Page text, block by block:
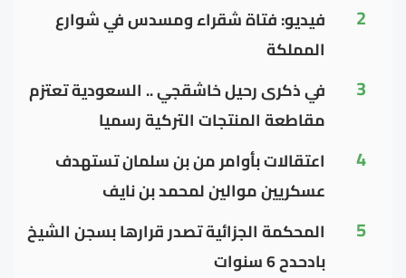
2
فيديو: فتاة شقراء ومسدس في شوارع
المملكة
3
في ذكرى رحيل خاشقجي .. السعودية تعتزم
مقاطعة المنتجات التركية رسميا
4
اعتقالات بأوامر من بن سلمان تستهدف
عسكريين موالين لمحمد بن نايف
5
المحكمة الجزائية تصدر قرارها بسجن الشيخ
بادحدح 6 سنوات